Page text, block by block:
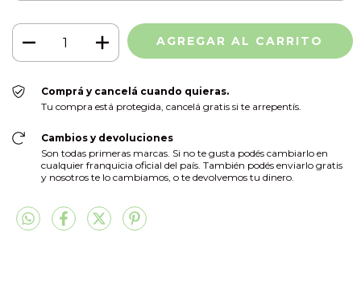
Comprá y cancelá cuando quieras.
Tu compra está protegida, cancelá gratis si te arrepentís.
Cambios y devoluciones
Son todas primeras marcas. Si no te gusta podés cambiarlo en
cualquier franquicia oficial del país. También podés enviarlo gratis
y nosotros te lo cambiamos, o te devolvemos tu dinero.